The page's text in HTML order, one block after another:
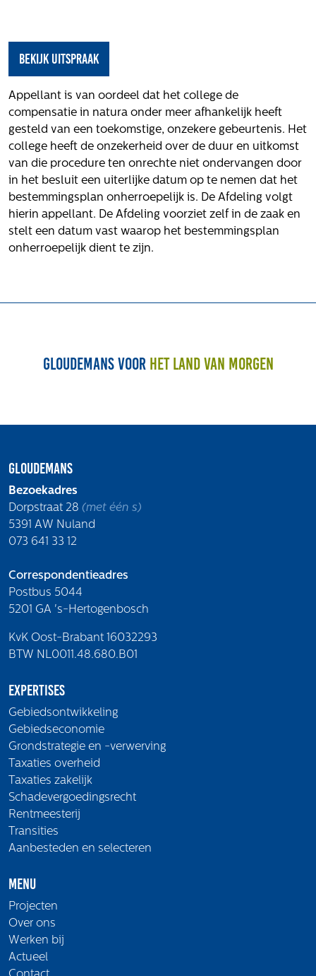
Werken bij Gloudemans
Actueel
Nieuws
Blogs
Uitspraken
Werken bij
Vacatures
Contact
Privacyverklaring
Integrale aanpak gebiedsvisie
bekijk uitspraak
Appellant is van oordeel dat het college de
compensatie in natura onder meer afhankelijk heeft
gesteld van een toekomstige, onzekere gebeurtenis. Het
college heeft de onzekerheid over de duur en uitkomst
van die procedure ten onrechte niet ondervangen door
in het besluit een uiterlijke datum op te nemen dat het
bestemmingsplan onherroepelijk is. De Afdeling volgt
hierin appellant. De Afdeling voorziet zelf in de zaak en
stelt een datum vast waarop het bestemmingsplan
onherroepelijk dient te zijn.
Gloudemans voor het land van morgen
Gloudemans
Bezoekadres
Dorpstraat 28 (met één s)
5391 AW Nuland
073 641 33 12
Correspondentieadres
Postbus 5044
5201 GA 's-Hertogenbosch
KvK Oost-Brabant 16032293
BTW NL0011.48.680.B01
Expertises
Gebiedsontwikkeling
Gebiedseconomie
Grondstrategie en -verwerving
Taxaties overheid
Taxaties zakelijk
Schadevergoedingsrecht
Rentmeesterij
Transities
Aanbesteden en selecteren
Menu
Projecten
Over ons
Werken bij
Actueel